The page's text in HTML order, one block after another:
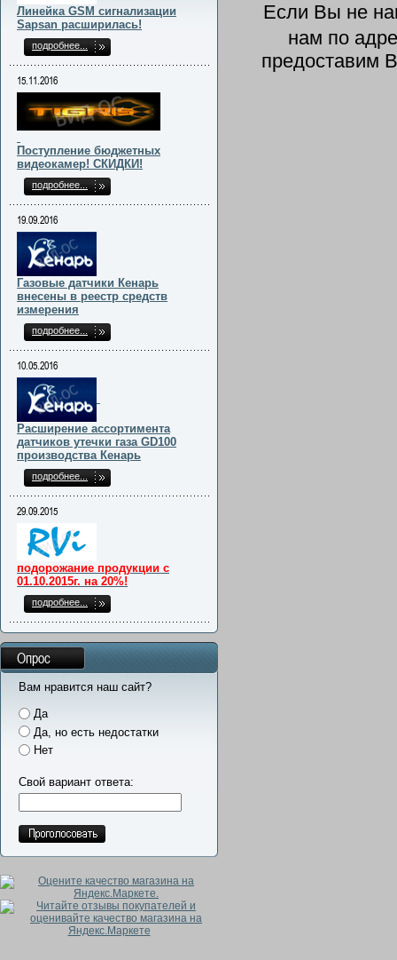
Если Вы не
нам по
предоставим
Линейка GSM сигнализации
Sapsan расширилась!
подробнее...
15.11.2016
Поступление бюджетных
видеокамер! СКИДКИ!
подробнее...
19.09.2016
Газовые датчики Кенарь
внесены в реестр средств
измерения
подробнее...
10.05.2016
Расширение ассортимента
датчиков утечки газа GD100
производства Кенарь
подробнее...
29.09.2015
подорожание продукции с
01.10.2015г. на 20%!
подробнее...
Опрос
Вам нравится наш сайт?
Да
Да, но есть недостатки
Нет
Свой вариант ответа: